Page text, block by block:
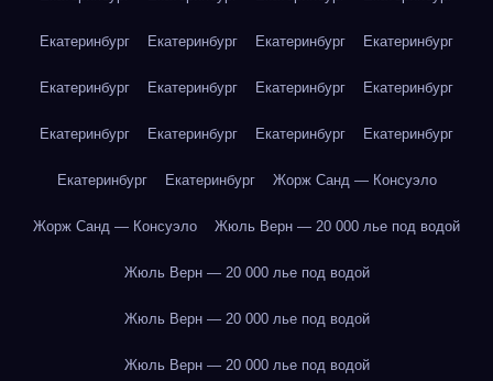
Екатеринбург Екатеринбург Екатеринбург Екатеринбург
Екатеринбург Екатеринбург Екатеринбург Екатеринбург
Екатеринбург Екатеринбург Екатеринбург Екатеринбург
Екатеринбург Екатеринбург Жорж Санд — Консуэло
Жорж Санд — Консуэло Жюль Верн — 20 000 лье под водой
Жюль Верн — 20 000 лье под водой
Жюль Верн — 20 000 лье под водой
Жюль Верн — 20 000 лье под водой